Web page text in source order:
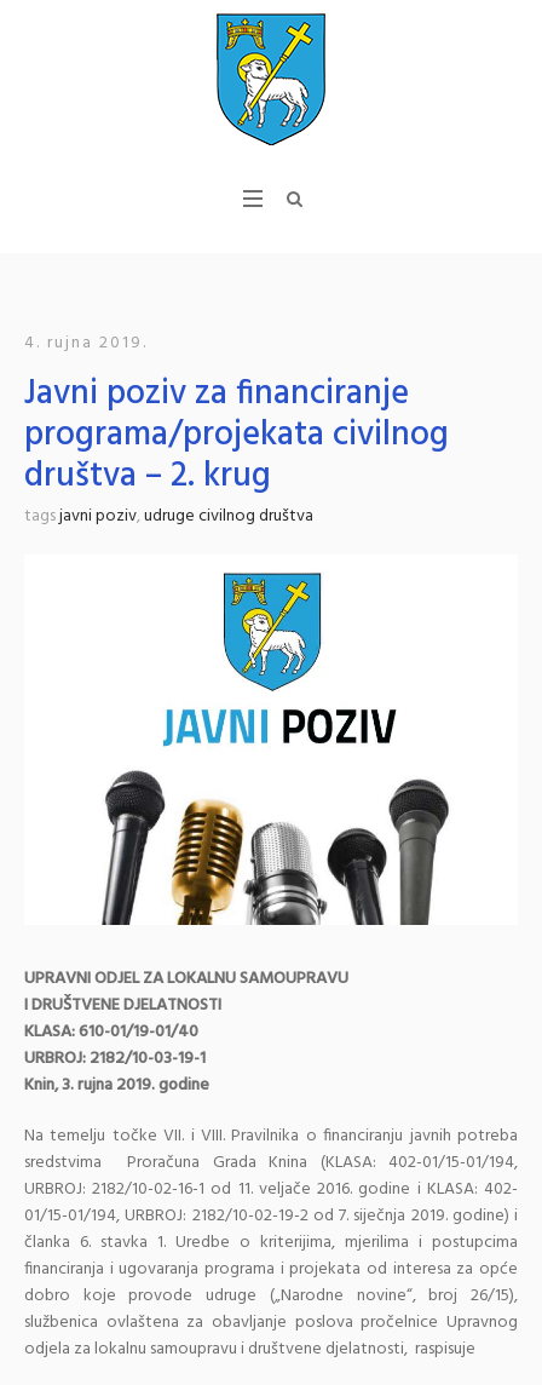
4. rujna 2019.
Javni poziv za financiranje
programa/projekata civilnog
društva – 2. krug
tagsjavni poziv,udruge civilnog društva
UPRAVNI ODJEL ZA LOKALNU SAMOUPRAVU
I DRUŠTVENE DJELATNOSTI
KLASA: 610-01/19-01/40
URBROJ: 2182/10-03-19-1
Knin, 3. rujna 2019. godine
Na temelju točke VII. i VIII. Pravilnika o financiranju javnih potreba
sredstvima Proračuna Grada Knina (KLASA: 402-01/15-01/194,
URBROJ: 2182/10-02-16-1 od 11. veljače 2016. godine i KLASA: 402-
01/15-01/194, URBROJ: 2182/10-02-19-2 od 7. siječnja 2019. godine) i
članka 6. stavka 1. Uredbe o kriterijima, mjerilima i postupcima
financiranja i ugovaranja programa i projekata od interesa za opće
dobro koje provode udruge („Narodne novine“, broj 26/15),
službenica ovlaštena za obavljanje poslova pročelnice Upravnog
odjela za lokalnu samoupravu i društvene djelatnosti, raspisuje